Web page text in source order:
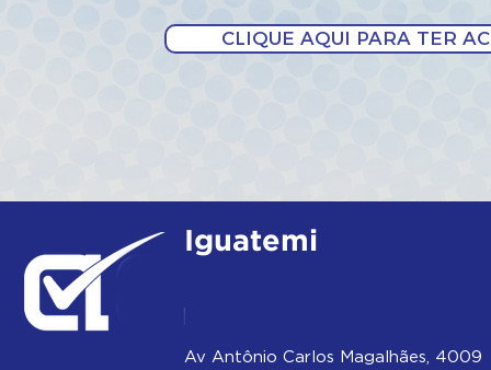
CLIQUE AQUI PARA TER
Iguatemi
Av Antônio Carlos Magalhães, 4009